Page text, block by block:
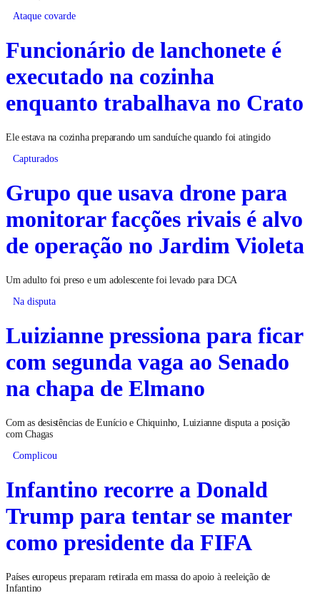
Ataque covarde
Funcionário de lanchonete é
executado na cozinha
enquanto trabalhava no Crato
Ele estava na cozinha preparando um sanduíche quando foi atingido
Capturados
Grupo que usava drone para
monitorar facções rivais é alvo
de operação no Jardim Violeta
Um adulto foi preso e um adolescente foi levado para DCA
Na disputa
Luizianne pressiona para ficar
com segunda vaga ao Senado
na chapa de Elmano
Com as desistências de Eunício e Chiquinho, Luizianne disputa a posição
com Chagas
Complicou
Infantino recorre a Donald
Trump para tentar se manter
como presidente da FIFA
Países europeus preparam retirada em massa do apoio à reeleição de
Infantino